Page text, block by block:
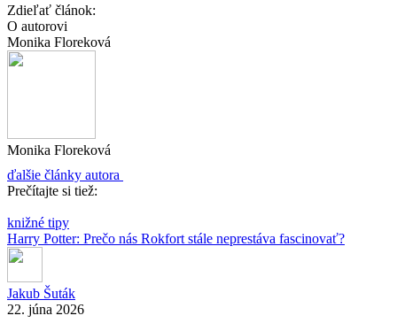
Zdieľať článok:
O autorovi
Monika Floreková
Monika Floreková
ďalšie články autora
Prečítajte si tiež:
knižné tipy
Harry Potter: Prečo nás Rokfort stále neprestáva fascinovať?
Jakub Šuták
22. júna 2026